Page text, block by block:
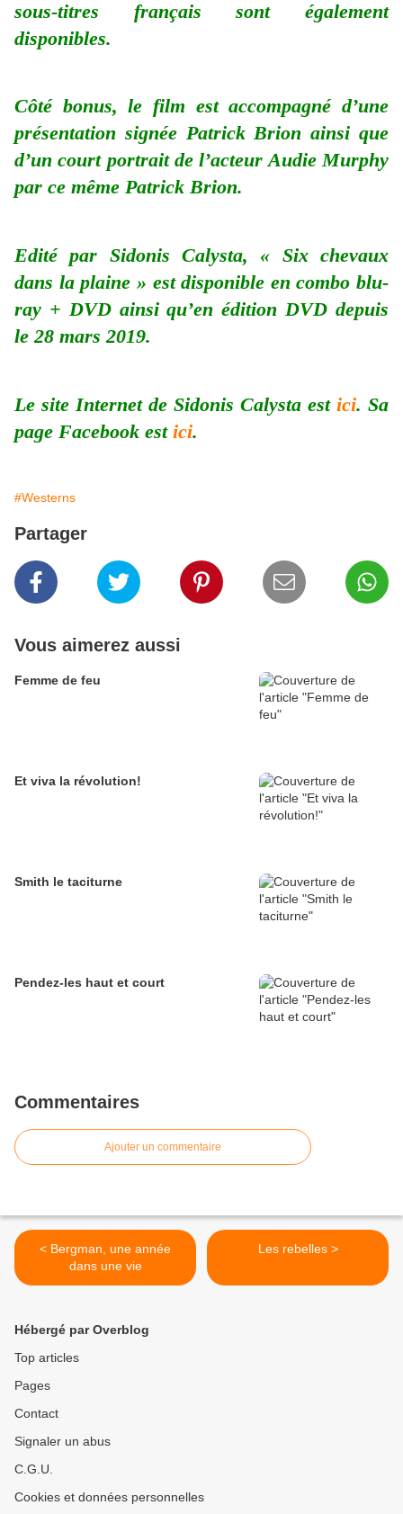
sous-titres français sont également
disponibles.
Côté bonus, le film est accompagné d’une
présentation signée Patrick Brion ainsi que
d’un court portrait de l’acteur Audie Murphy
par ce même Patrick Brion.
Edité par Sidonis Calysta, « Six chevaux
dans la plaine » est disponible en combo blu-
ray + DVD ainsi qu’en édition DVD depuis
le 28 mars 2019.
Le site Internet de Sidonis Calysta est ici. Sa
page Facebook est ici.
#Westerns
Partager
Vous aimerez aussi
Femme de feu
Et viva la révolution!
Smith le taciturne
Pendez-les haut et court
Commentaires
Ajouter un commentaire
< Bergman, une année
dans une vie
Les rebelles >
Hébergé par Overblog
Top articles
Pages
Contact
Signaler un abus
C.G.U.
Cookies et données personnelles